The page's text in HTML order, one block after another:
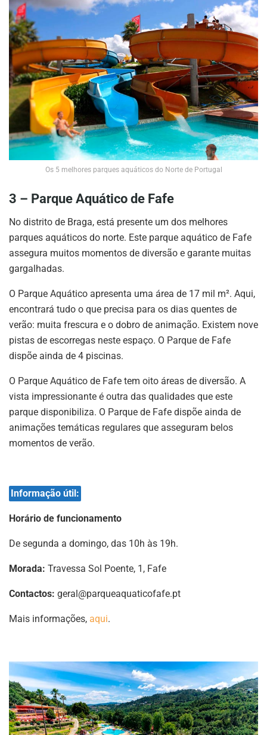
Os 5 melhores parques aquáticos do Norte de Portugal
3 – Parque Aquático de Fafe
No distrito de Braga, está presente um dos melhores
parques aquáticos do norte. Este parque aquático de Fafe
assegura muitos momentos de diversão e garante muitas
gargalhadas.
O Parque Aquático apresenta uma área de 17 mil m². Aqui,
encontrará tudo o que precisa para os dias quentes de
verão: muita frescura e o dobro de animação. Existem nove
pistas de escorregas neste espaço. O Parque de Fafe
dispõe ainda de 4 piscinas.
O Parque Aquático de Fafe tem oito áreas de diversão. A
vista impressionante é outra das qualidades que este
parque disponibiliza. O Parque de Fafe dispõe ainda de
animações temáticas regulares que asseguram belos
momentos de verão.
Informação útil:
Horário de funcionamento
De segunda a domingo, das 10h às 19h.
Morada: Travessa Sol Poente, 1, Fafe
Contactos: geral@parqueaquaticofafe.pt
Mais informações, aqui.